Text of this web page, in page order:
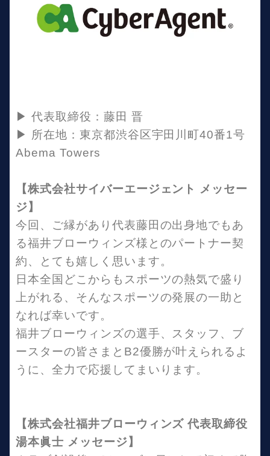
▶︎ 代表取締役：藤田 晋
▶︎ 所在地：東京都渋谷区宇田川町40番1号
Abema Towers
【株式会社サイバーエージェント メッセー
ジ】
今回、ご縁があり代表藤田の出身地でもあ
る福井ブローウィンズ様とのパートナー契
約、とても嬉しく思います。
日本全国どこからもスポーツの熱気で盛り
上がれる、そんなスポーツの発展の一助と
なれば幸いです。
福井ブローウィンズの選手、スタッフ、ブ
ースターの皆さまとB2優勝が叶えられるよ
うに、全力で応援してまいります。
【株式会社福井ブローウィンズ 代表取締役
湯本眞士 メッセージ】